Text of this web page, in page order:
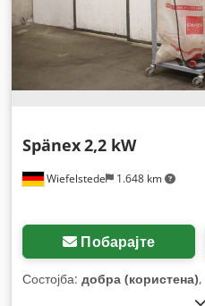
Wiefelstede 1.648 km
Spänex2,2 kW
Побарајте
Состојба: добра (користена),